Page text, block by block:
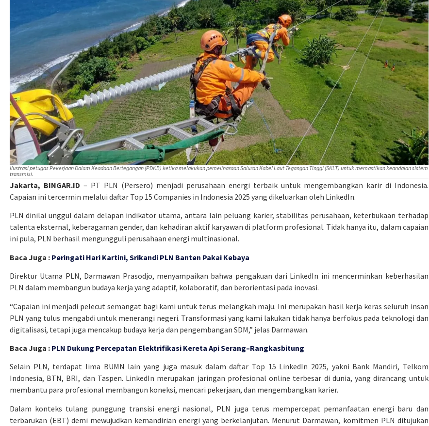
Ilustrasi petugas Pekerjaan Dalam Keadaan Bertegangan (PDKB) ketika melakukan pemeliharaan Saluran Kabel Laut Tegangan Tinggi (SKLT) untuk memastikan keandalan sistem
transmisi.
Jakarta, BINGAR.ID – PT PLN (Persero) menjadi perusahaan energi terbaik untuk mengembangkan karir di Indonesia.
Capaian ini tercermin melalui daftar Top 15 Companies in Indonesia 2025 yang dikeluarkan oleh LinkedIn.
PLN dinilai unggul dalam delapan indikator utama, antara lain peluang karier, stabilitas perusahaan, keterbukaan terhadap
talenta eksternal, keberagaman gender, dan kehadiran aktif karyawan di platform profesional. Tidak hanya itu, dalam capaian
ini pula, PLN berhasil mengungguli perusahaan energi multinasional.
Baca Juga : Peringati Hari Kartini, Srikandi PLN Banten Pakai Kebaya
Direktur Utama PLN, Darmawan Prasodjo, menyampaikan bahwa pengakuan dari LinkedIn ini mencerminkan keberhasilan
PLN dalam membangun budaya kerja yang adaptif, kolaboratif, dan berorientasi pada inovasi.
“Capaian ini menjadi pelecut semangat bagi kami untuk terus melangkah maju. Ini merupakan hasil kerja keras seluruh insan
PLN yang tulus mengabdi untuk menerangi negeri. Transformasi yang kami lakukan tidak hanya berfokus pada teknologi dan
digitalisasi, tetapi juga mencakup budaya kerja dan pengembangan SDM,” jelas Darmawan.
Baca Juga : PLN Dukung Percepatan Elektrifikasi Kereta Api Serang–Rangkasbitung
Selain PLN, terdapat lima BUMN lain yang juga masuk dalam daftar Top 15 LinkedIn 2025, yakni Bank Mandiri, Telkom
Indonesia, BTN, BRI, dan Taspen. LinkedIn merupakan jaringan profesional online terbesar di dunia, yang dirancang untuk
membantu para profesional membangun koneksi, mencari pekerjaan, dan mengembangkan karier.
Dalam konteks tulang punggung transisi energi nasional, PLN juga terus mempercepat pemanfaatan energi baru dan
terbarukan (EBT) demi mewujudkan kemandirian energi yang berkelanjutan. Menurut Darmawan, komitmen PLN ditujukan